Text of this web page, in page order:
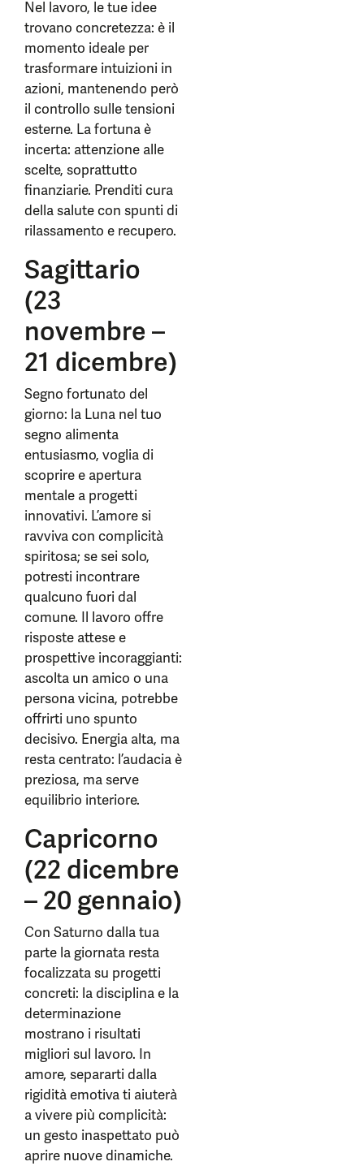
Nel lavoro, le tue idee
trovano concretezza: è il
momento ideale per
trasformare intuizioni in
azioni, mantenendo però
il controllo sulle tensioni
esterne. La fortuna è
incerta: attenzione alle
scelte, soprattutto
finanziarie. Prenditi cura
della salute con spunti di
rilassamento e recupero.
Sagittario
(23
novembre –
21 dicembre)
Segno fortunato del
giorno: la Luna nel tuo
segno alimenta
entusiasmo, voglia di
scoprire e apertura
mentale a progetti
innovativi. L’amore si
ravviva con complicità
spiritosa; se sei solo,
potresti incontrare
qualcuno fuori dal
comune. Il lavoro offre
risposte attese e
prospettive incoraggianti:
ascolta un amico o una
persona vicina, potrebbe
offrirti uno spunto
decisivo. Energia alta, ma
resta centrato: l’audacia è
preziosa, ma serve
equilibrio interiore.
Capricorno
(22 dicembre
– 20 gennaio)
Con Saturno dalla tua
parte la giornata resta
focalizzata su progetti
concreti: la disciplina e la
determinazione
mostrano i risultati
migliori sul lavoro. In
amore, separarti dalla
rigidità emotiva ti aiuterà
a vivere più complicità:
un gesto inaspettato può
aprire nuove dinamiche.